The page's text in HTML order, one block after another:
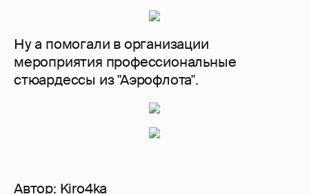
Ну а помогали в организации
мероприятия профессиональные
стюардессы из "Аэрофлота".
Автор: Kiro4ka